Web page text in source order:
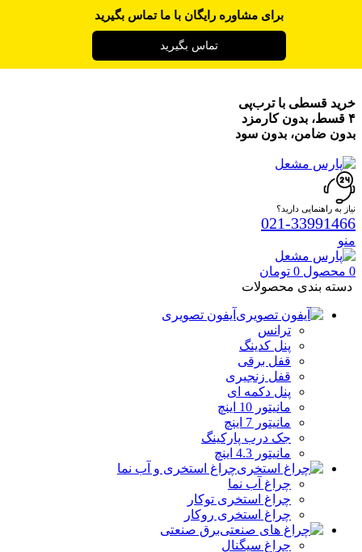
خرید قسطی با ترب‌پی
۴ قسط، بدون کارمزد
بدون ضامن، بدون سود
نیاز به راهنمایی دارید؟
021-33991466
منو
0 محصول 0 تومان
دسته بندی محصولات
آیفون تصویری
ترانس
پنل کدینگ
قفل برقی
قفل زنجیری
پنل دکمه‌ ای
مانیتور 10 اینچ
مانیتور 7 اینچ
جک درب پارکینگ
مانیتور 4.3 اینچ
چراغ استخری و آب نما
چراغ آب نما
چراغ استخری توکار
چراغ استخری روکار
برق صنعتی
چراغ سیگنال
برای مشاوره رایگان با ما تماس بگیرید
تماس بگیرید